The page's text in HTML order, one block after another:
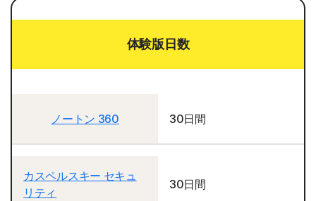
体験版日数
ノートン 360 30日間
カスペルスキー セキュ
リティ
30日間